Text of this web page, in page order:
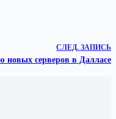
СЛЕД. ЗАПИСЬ
новых серверов в Далласе